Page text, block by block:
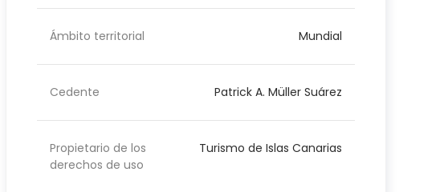
Ámbito territorial Mundial
Cedente Patrick A. Müller Suárez
Propietario de los
derechos de uso
Turismo de Islas Canarias